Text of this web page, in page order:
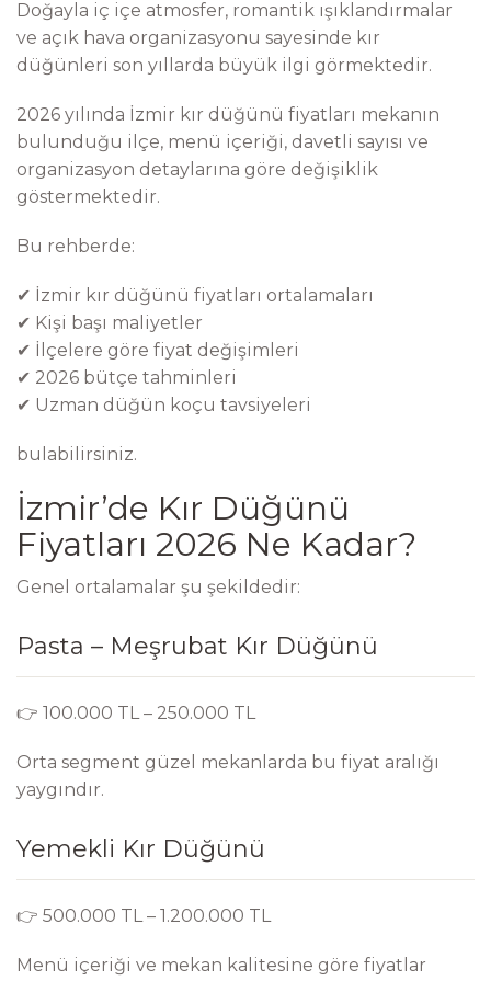
Doğayla iç içe atmosfer, romantik ışıklandırmalar
ve açık hava organizasyonu sayesinde kır
düğünleri son yıllarda büyük ilgi görmektedir.
2026 yılında İzmir kır düğünü fiyatları mekanın
bulunduğu ilçe, menü içeriği, davetli sayısı ve
organizasyon detaylarına göre değişiklik
göstermektedir.
Bu rehberde:
✔ İzmir kır düğünü fiyatları ortalamaları
✔ Kişi başı maliyetler
✔ İlçelere göre fiyat değişimleri
✔ 2026 bütçe tahminleri
✔ Uzman düğün koçu tavsiyeleri
bulabilirsiniz.
İzmir’de Kır Düğünü
Fiyatları 2026 Ne Kadar?
Genel ortalamalar şu şekildedir:
Pasta – Meşrubat Kır Düğünü
👉 100.000 TL – 250.000 TL
Orta segment güzel mekanlarda bu fiyat aralığı
yaygındır.
Yemekli Kır Düğünü
👉 500.000 TL – 1.200.000 TL
Menü içeriği ve mekan kalitesine göre fiyatlar